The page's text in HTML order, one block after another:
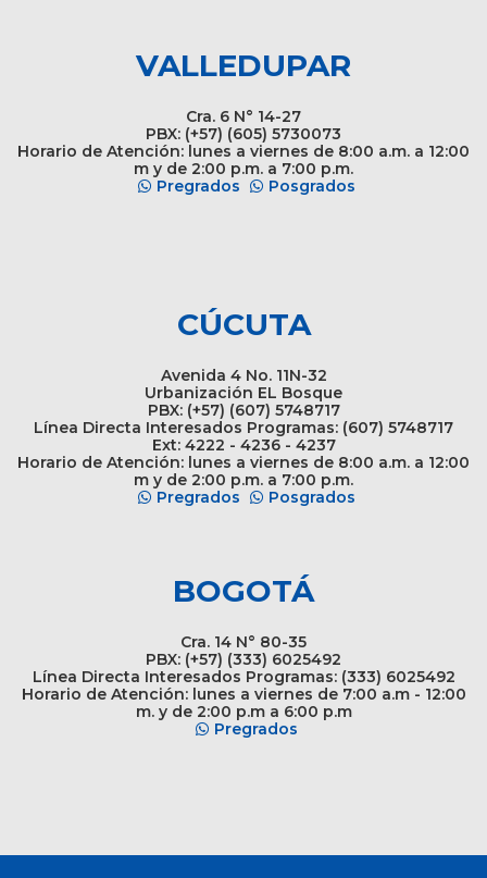
VALLEDUPAR
Cra. 6 N° 14-27
PBX: (+57) (605) 5730073
Horario de Atención: lunes a viernes de 8:00 a.m. a 12:00
m y de 2:00 p.m. a 7:00 p.m.
Pregrados
Posgrados
CÚCUTA
Avenida 4 No. 11N-32
Urbanización EL Bosque
PBX: (+57) (607) 5748717
Línea Directa Interesados Programas: (607) 5748717
Ext: 4222 - 4236 - 4237
Horario de Atención: lunes a viernes de 8:00 a.m. a 12:00
m y de 2:00 p.m. a 7:00 p.m.
Pregrados
Posgrados
BOGOTÁ
Cra. 14 N° 80-35
PBX: (+57) (333) 6025492
Línea Directa Interesados Programas: (333) 6025492
Horario de Atención: lunes a viernes de 7:00 a.m - 12:00
m. y de 2:00 p.m a 6:00 p.m
Pregrados